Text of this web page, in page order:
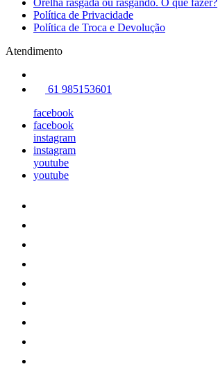
Orelha rasgada ou rasgando. O que fazer?
Política de Privacidade
Política de Troca e Devolução
Atendimento
61 985153601
facebook
facebook
instagram
instagram
youtube
youtube